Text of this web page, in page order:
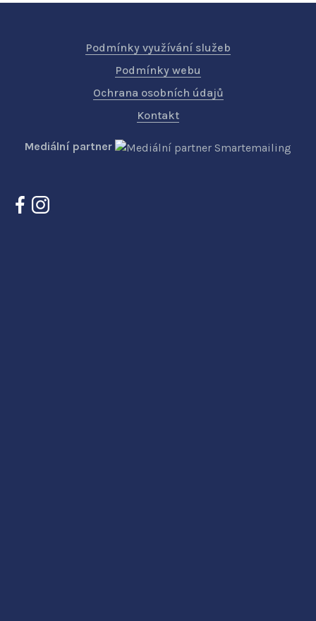
Podmínky využívání služeb
Podmínky webu
Ochrana osobních údajů
Kontakt
Mediální partner